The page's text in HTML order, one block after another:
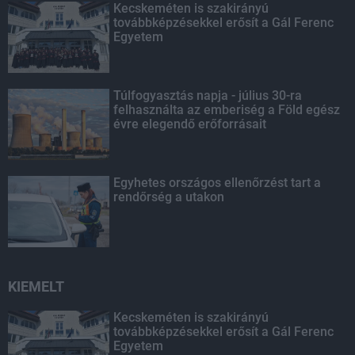
Kecskeméten is szakirányú
továbbképzésekkel erősít a Gál Ferenc
Egyetem
Túlfogyasztás napja - július 30-ra
felhasználta az emberiség a Föld egész
évre elegendő erőforrásait
Egyhetes országos ellenőrzést tart a
rendőrség a utakon
KIEMELT
Kecskeméten is szakirányú
továbbképzésekkel erősít a Gál Ferenc
Egyetem